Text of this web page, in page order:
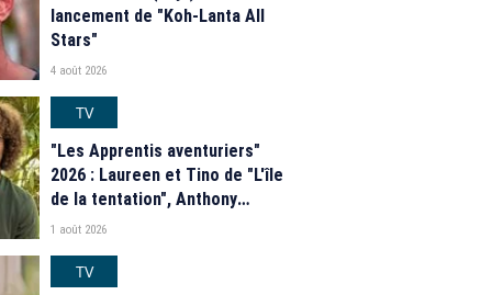
lancement de "Koh-Lanta All
Stars"
4 août 2026
TV
"Les Apprentis aventuriers"
2026 : Laureen et Tino de "L'île
de la tentation", Anthony
Matéo, Jade Leboeuf... Le
de la télé-réalité de W9
1 août 2026
TV